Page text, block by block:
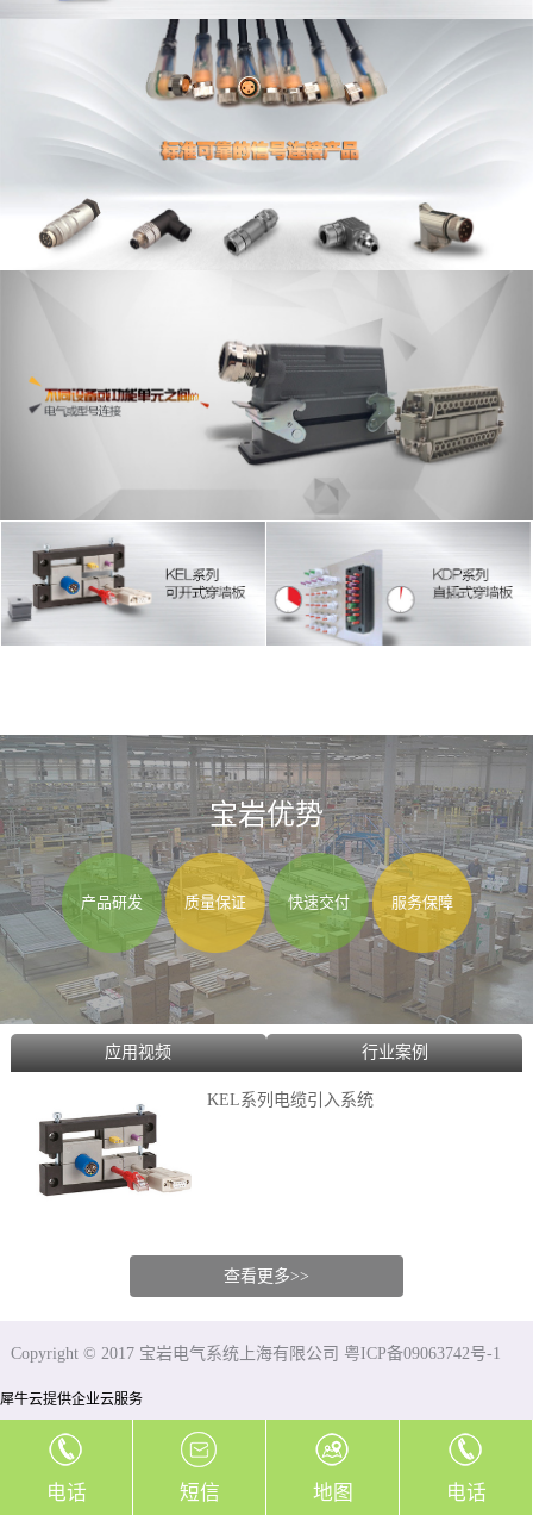
宝岩优势
产品研发 质量保证 快速交付 服务保障
应用视频 行业案例
KEL系列电缆引入系统
查看更多>>
Copyright © 2017 宝岩电气系统上海有限公司 粤ICP备09063742号-1
犀牛云提供企业云服务
电话 短信 地图 电话